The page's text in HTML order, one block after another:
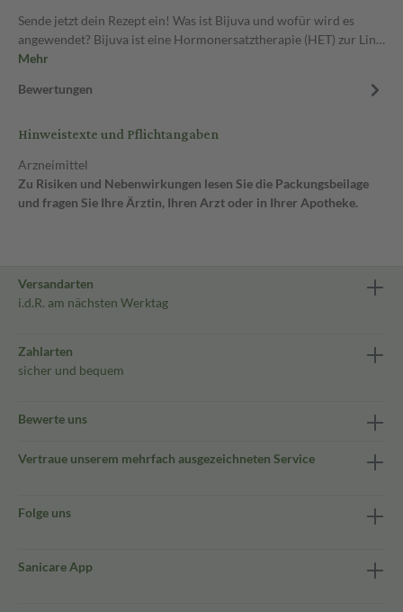
Sende jetzt dein Rezept ein! Was ist Bijuva und wofür wird es
angewendet? Bijuva ist eine Hormonersatztherapie (HET) zur Lin…
Mehr
Bewertungen
Hinweistexte und Pflichtangaben
Arzneimittel
Zu Risiken und Nebenwirkungen lesen Sie die Packungsbeilage
und fragen Sie Ihre Ärztin, Ihren Arzt oder in Ihrer Apotheke.
Versandarten
i.d.R. am nächsten Werktag
Zahlarten
sicher und bequem
Bewerte uns
Vertraue unserem mehrfach ausgezeichneten Service
Folge uns
Sanicare App